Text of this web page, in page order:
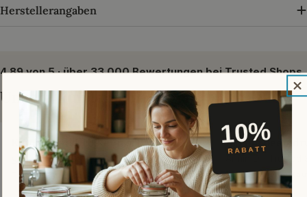
Herstellerangaben
4,89 von 5 · über 33.000 Bewertungen bei Trusted Shops
Unsere Kundenmeinungen
Keines, wirklich keines, hat
Schaden genommen
Trusted Shops · März 2026
✓ Verifizierter Kauf
Ich bin
Armin D. · Trusted
✓ Verifizierter